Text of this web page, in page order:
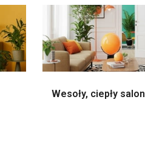
Wesoły, ciepły salon